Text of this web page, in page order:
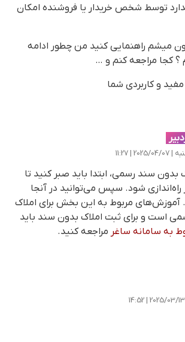
توسط شخص خریدار یا فروشنده امکان
میشم راهنمایی کنید من چطور ادامه
؟ کجا مراجعه کنم و …
و کاربردی شما
07 | 11:27
بدون سند رسمی، ابتدا باید صبر کنید تا
راه‌اندازی شود. سپس می‌توانید در آنجا
آموزش‌های مربوط به این بخش برای املاک
است و برای ثبت املاک بدون سند باید
به سامانه ساغر مراجعه کنید.